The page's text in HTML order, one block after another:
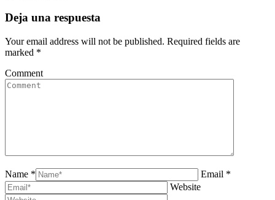
Deja una respuesta
Your email address will not be published. Required fields are
marked *
Comment
Name *
Email *
Website